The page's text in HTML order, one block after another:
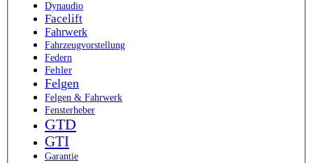
Dynaudio
Facelift
Fahrwerk
Fahrzeugvorstellung
Federn
Fehler
Felgen
Felgen & Fahrwerk
Fensterheber
GTD
GTI
Garantie